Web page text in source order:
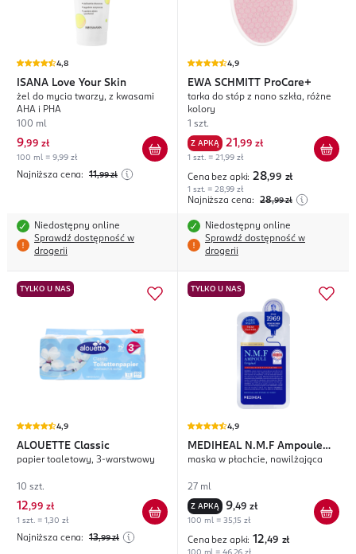
4,8
ISANA Love Your Skin
żel do mycia twarzy, z kwasami
AHA i PHA
100 ml
9,99 zł
100 ml = 9,99 zł
Najniższa cena: 11,99 zł
Niedostępny online
Sprawdź dostępność w
drogerii
4,9
EWA SCHMITT ProCare+
tarka do stóp z nano szkła, różne
kolory
1 szt.
Z APKĄ 21 ,99 zł
1 szt. = 21,99 zł
Cena bez apki: 28,99 zł
1 szt. = 28,99 zł
Najniższa cena: 28,99 zł
Niedostępny online
Sprawdź dostępność w
drogerii
TYLKO U NAS
4,9
ALOUETTE Classic
papier toaletowy, 3-warstwowy
10 szt.
12,99 zł
1 szt. = 1,30 zł
Najniższa cena: 13,99 zł
TYLKO U NAS
4,9
MEDIHEAL N.M.F Ampoule
Original
maska w płachcie, nawilżająca
27 ml
Z APKĄ 9,49 zł
100 ml = 35,15 zł
Cena bez apki: 12,49 zł
100 ml = 46,26 zł